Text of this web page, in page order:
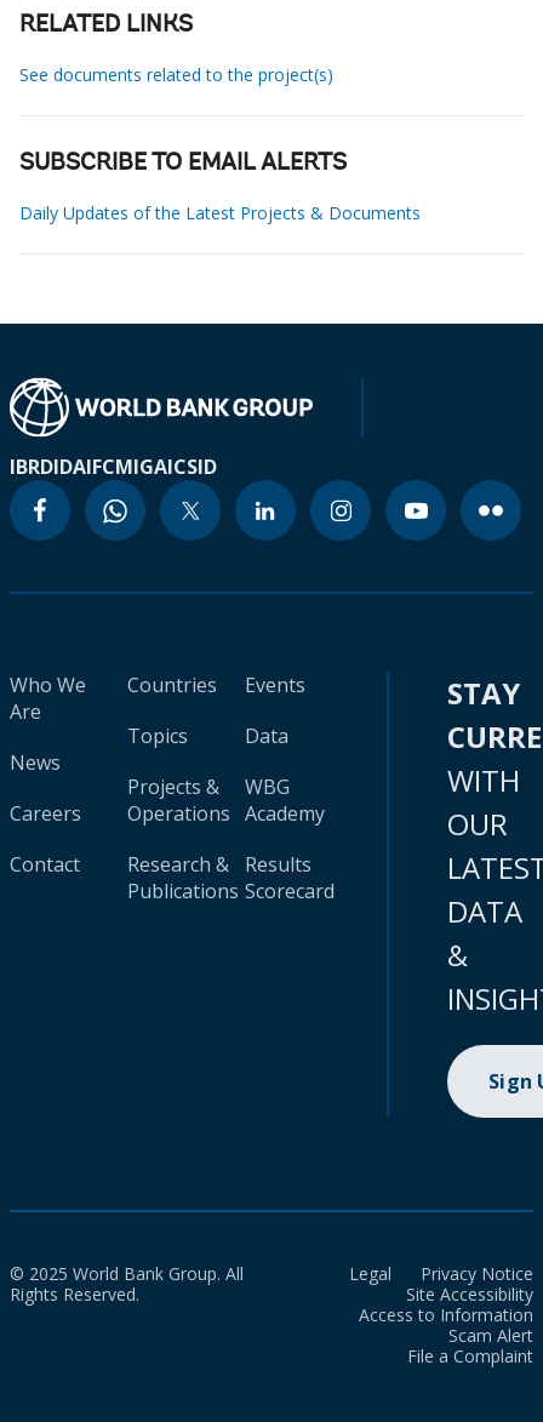
RELATED LINKS
See documents related to the project(s)
SUBSCRIBE TO EMAIL ALERTS
Daily Updates of the Latest Projects & Documents
IBRDIDAIFCMIGAICSID
Who We
Are
News
Careers
Contact
Countries
Topics
Projects &
Operations
Research &
Publications
Events
Data
WBG
Academy
Results
Scorecard
STAY
WITH
OUR
DATA
&
Sign
© 2025 World Bank Group. All
Rights Reserved.
Legal
Privacy Notice
Site Accessibility
Access to Information
Scam Alert
File a Complaint